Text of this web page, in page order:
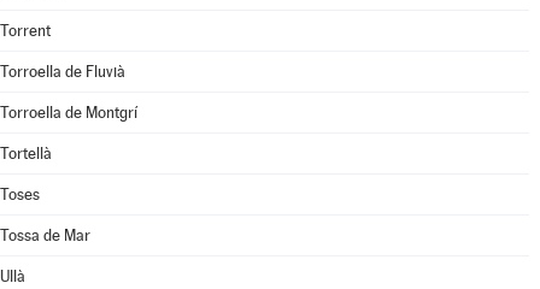
Torrent
Torroella de Fluvià
Torroella de Montgrí
Tortellà
Toses
Tossa de Mar
Ullà